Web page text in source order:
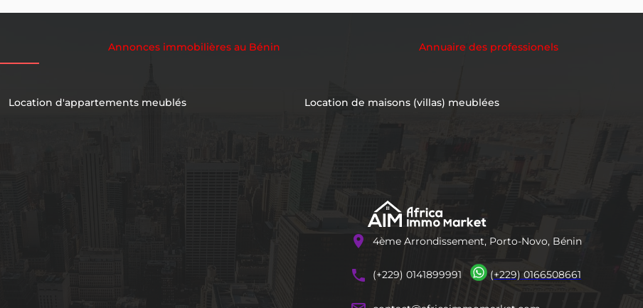
Annonces immobilières au Bénin Annuaire des professionels
Location d'appartements meublés Location de maisons (villas) meublées
location_on 4ème Arrondissement, Porto-Novo, Bénin
phones(+229) 0141899991 (+229) 0166508661